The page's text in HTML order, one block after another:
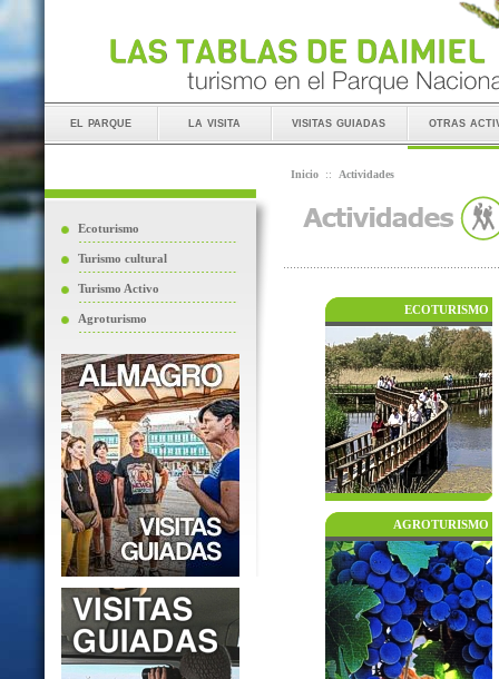
el parque la visita visitas guiadas otras
Ecoturismo
Turismo cultural
Turismo Activo
Agroturismo
Inicio :: Actividades
ECOTURISMO
AGROTURISMO